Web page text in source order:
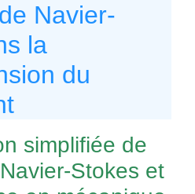
Navier-
la
du
simplifiée de
Stokes et